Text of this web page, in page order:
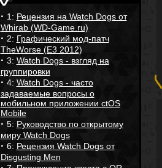
· 1: Рецензия на Watch Dogs от
Whirab (WD-Game.ru)
· 2: Графический мод-патч
TheWorse (E3 2012)
· 3: Watch Dogs - взгляд на
группировки
· 4: Watch Dogs - часто
задаваемые вопросы о
мобильном приложении ctOS
Mobile
· 5: Руководство по открытому
миру Watch Dogs
· 6: Рецензия Watch Dogs от
Disgusting Men